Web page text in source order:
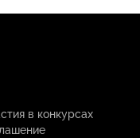
в конкурсах